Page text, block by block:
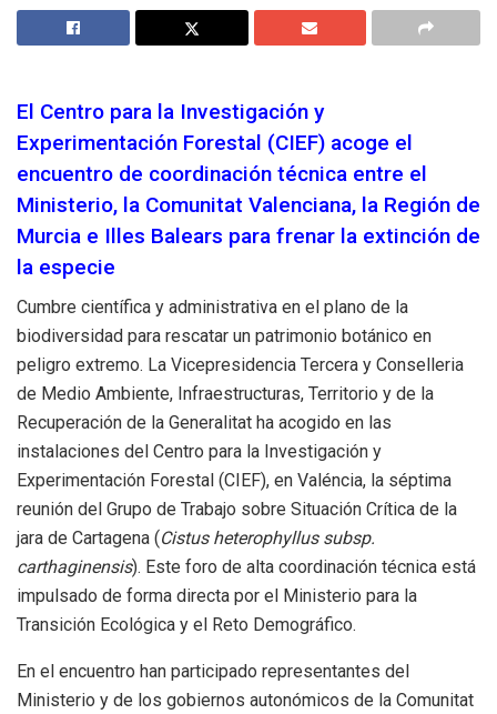
El Centro para la Investigación y
Experimentación Forestal (CIEF) acoge el
encuentro de coordinación técnica entre el
Ministerio, la Comunitat Valenciana, la Región de
Murcia e Illes Balears para frenar la extinción de
la especie
Cumbre científica y administrativa en el plano de la
biodiversidad para rescatar un patrimonio botánico en
peligro extremo. La Vicepresidencia Tercera y Conselleria
de Medio Ambiente, Infraestructuras, Territorio y de la
Recuperación de la Generalitat ha acogido en las
instalaciones del Centro para la Investigación y
Experimentación Forestal (CIEF), en Valéncia, la séptima
reunión del Grupo de Trabajo sobre Situación Crítica de la
jara de Cartagena (Cistus heterophyllus subsp.
carthaginensis). Este foro de alta coordinación técnica está
impulsado de forma directa por el Ministerio para la
Transición Ecológica y el Reto Demográfico.
En el encuentro han participado representantes del
Ministerio y de los gobiernos autonómicos de la Comunitat